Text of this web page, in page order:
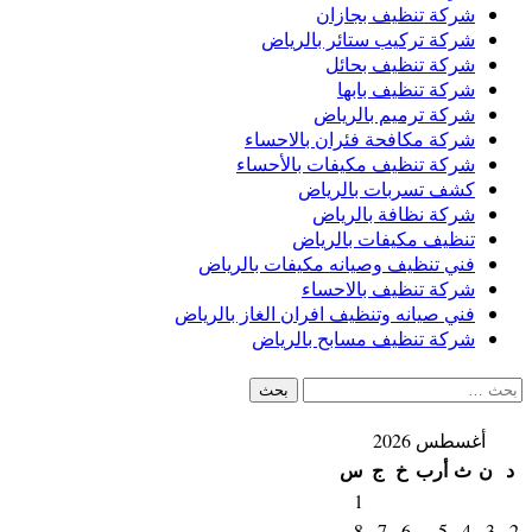
شركة تنظيف بجازان
شركة تركيب ستائر بالرياض
شركة تنظيف بحائل
شركة تنظيف بابها
شركة ترميم بالرياض
شركة مكافحة فئران بالاحساء
شركة تنظيف مكيفات بالأحساء
كشف تسربات بالرياض
شركة نظافة بالرياض
تنظيف مكيفات بالرياض
فني تنظيف وصيانه مكيفات بالرياض
شركة تنظيف بالاحساء
فني صيانه وتنظيف افران الغاز بالرياض
شركة تنظيف مسابح بالرياض
البحث
عن:
أغسطس 2026
د ن ث أرب خ ج س
1